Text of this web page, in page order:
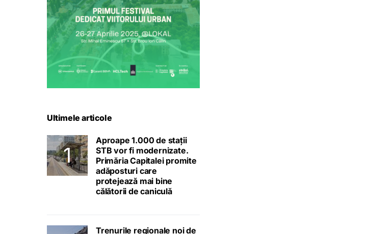
Ultimele articole
Aproape 1.000 de stații
STB vor fi modernizate.
Primăria Capitalei promite
adăposturi care
protejează mai bine
călătorii de caniculă
Trenurile regionale noi de